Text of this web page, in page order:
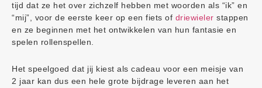
tijd dat ze het over zichzelf hebben met woorden als “ik” en
“mij”, voor de eerste keer op een fiets of driewieler stappen
en ze beginnen met het ontwikkelen van hun fantasie en
spelen rollenspellen.
Het speelgoed dat jij kiest als cadeau voor een meisje van
2 jaar kan dus een hele grote bijdrage leveren aan het